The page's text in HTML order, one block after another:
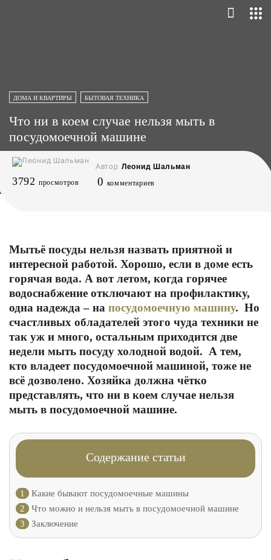
ДОМА И КВАРТИРЫ БЫТОВАЯ ТЕХНИКА
Что ни в коем случае нельзя мыть в
посудомоечной машине
Автор Леонид Шальман
3792 просмотров 0 комментариев
Мытьё посуды нельзя назвать приятной и
интересной работой. Хорошо, если в доме есть
горячая вода. А вот летом, когда горячее
водоснабжение отключают на профилактику,
одна надежда – на посудомоечную машину. Но
счастливых обладателей этого чуда техники не
так уж и много, остальным приходится две
недели мыть посуду холодной водой. А тем,
кто владеет посудомоечной машиной, тоже не
всё дозволено. Хозяйка должна чётко
представлять, что ни в коем случае нельзя
мыть в посудомоечной машине.
Содержание статьи
1
Какие бывают посудомоечные машины
2
Что можно и нельзя мыть в посудомоечной машине
3
Заключение